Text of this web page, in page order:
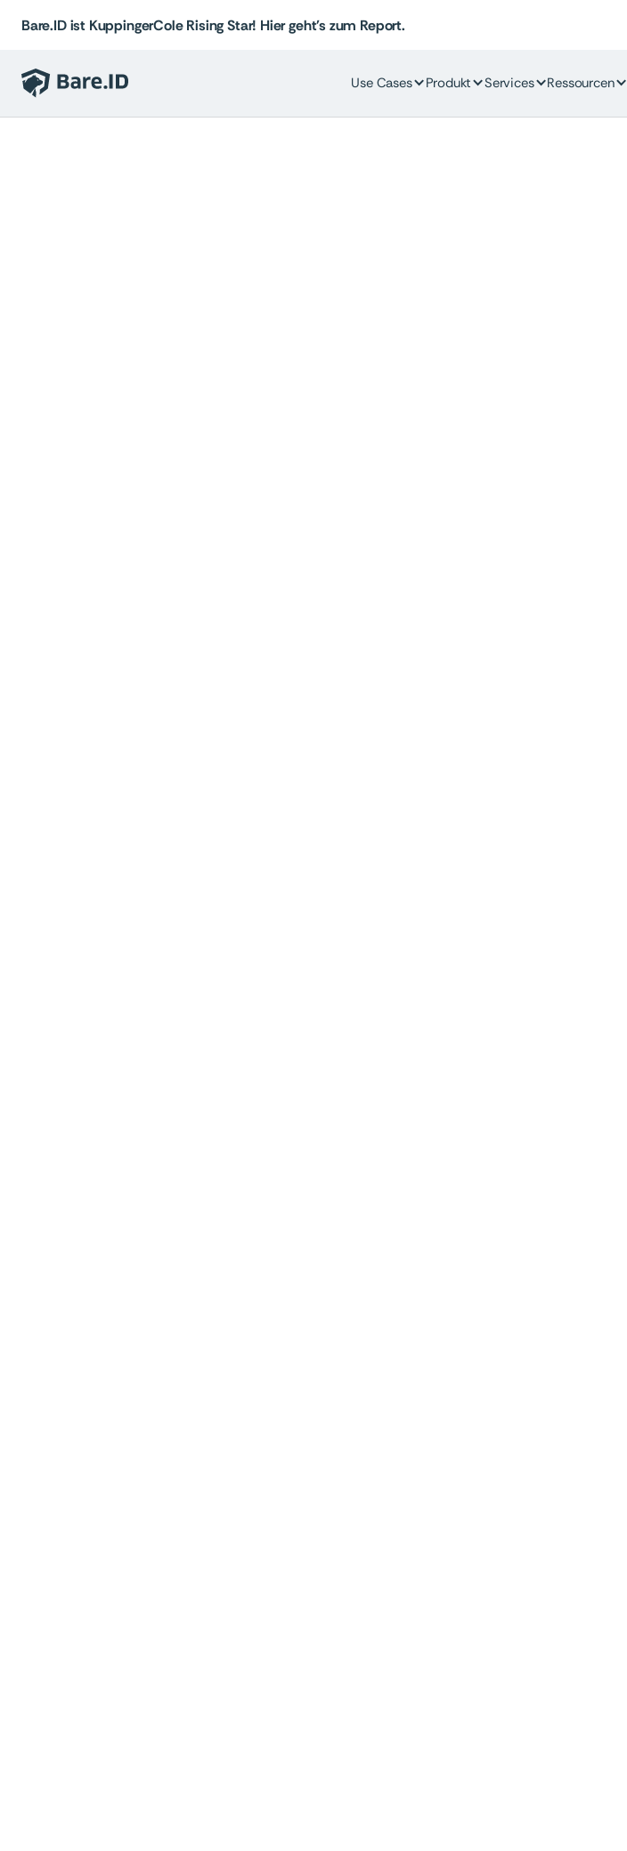
Bare.ID ist KuppingerCole Rising Star! Hier geht's zum Report.
Use Cases Produkt Services Ressourcen